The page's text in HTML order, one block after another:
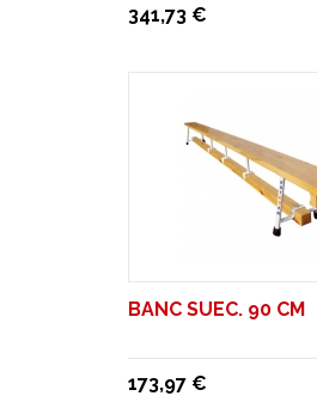
341,73 €
BANC SUEC. 90 CM
173,97 €